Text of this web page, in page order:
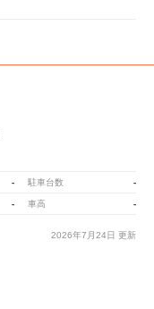
- 駐車台数 -
- 車高 -
2026年7月24日 更新